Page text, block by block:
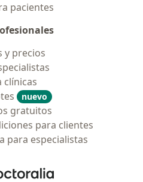
pacientes
y precios
clínicas
nuevo
gratuitos
para clientes
para especialistas
Doctoralia - Página de inicio